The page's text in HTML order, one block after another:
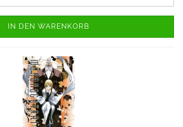
IN DEN WARENKORB